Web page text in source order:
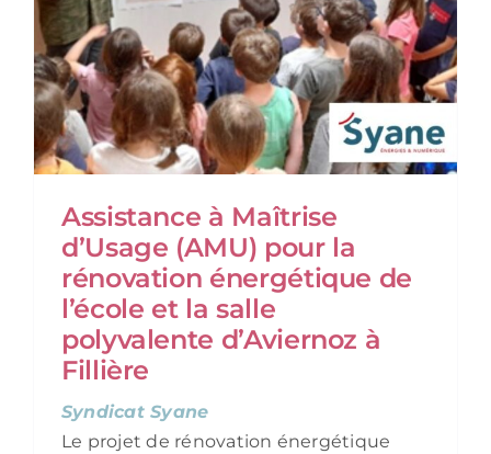
Assistance à Maîtrise
d’Usage (AMU) pour la
rénovation énergétique de
l’école et la salle
polyvalente d’Aviernoz à
Fillière
Syndicat Syane
Le projet de rénovation énergétique